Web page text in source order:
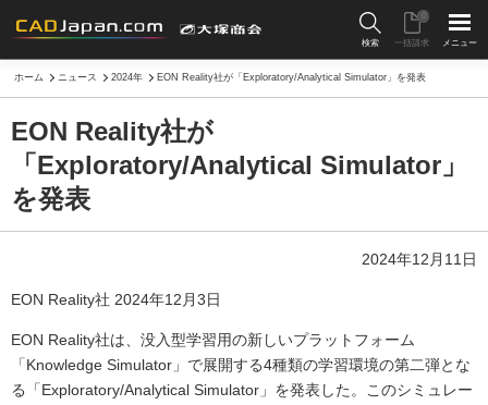
検索 一括請求
0
メニュー
ホーム ニュース 2024年 EON Reality社が「Exploratory/Analytical Simulator」を発表
EON Reality社が
「Exploratory/Analytical Simulator」
を発表
2024年12月11日
EON Reality社 2024年12月3日
EON Reality社は、没入型学習用の新しいプラットフォーム
「Knowledge Simulator」で展開する4種類の学習環境の第二弾とな
る「Exploratory/Analytical Simulator」を発表した。このシミュレー